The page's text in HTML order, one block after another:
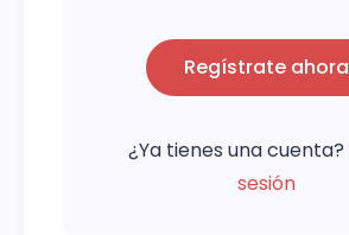
Regístrate ahora
¿Ya tienes una cuenta?
sesión